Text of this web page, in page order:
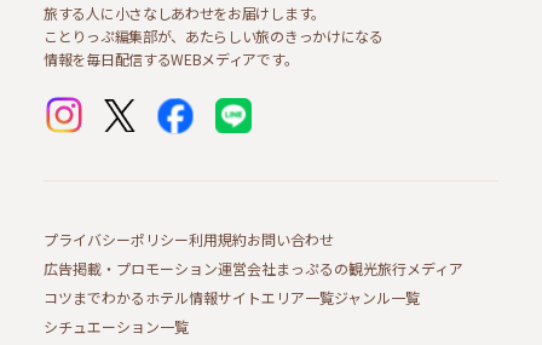
旅する人に小さなしあわせをお届けします。
ことりっぷ編集部が、あたらしい旅のきっかけになる
情報を毎日配信するWEBメディアです。
プライバシーポリシー利用規約お問い合わせ
広告掲載・プロモーション運営会社まっぷるの観光旅行メディア
コツまでわかるホテル情報サイトエリア一覧ジャンル一覧
シチュエーション一覧